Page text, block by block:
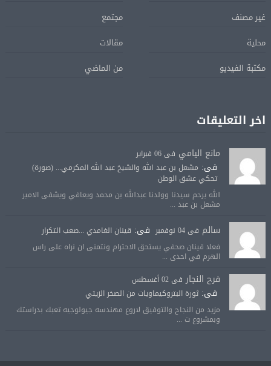
غير مصنف
مجتمع
محلية
مقالات
مكتبة الفيديو
من الماضي
اخر التعليقات
مانع اليامي فى 06 فبراير
فى: مشعل بن عبد الله والشيخ عبد الله المكرمي... (صورة)
تحكي عشق الوطن
الله يرحم سيدنا وولدنا عبدالله بن محمد ويعافي ويشفى الامير
مشعل بن عبد ...
سالم فى 04 نوفمبر فى: قينان الغامدي ...صعب التكرار
فعلا قينان صحفي يستحق الاحترام ونتمنى ان نراه على راس
الهرم في احدى ...
فرح النجار فى 02 أغسطس
فى:ثورة البتروكيماويات من الصخر الزيتي
مزيد من النجاح والتوفيق لاروع مهندسه جيولوجيه تعبك بدراستك
وبمشروع ت ...